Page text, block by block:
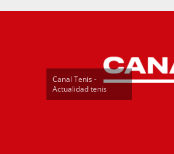
Canal Tenis -
Actualidad tenis